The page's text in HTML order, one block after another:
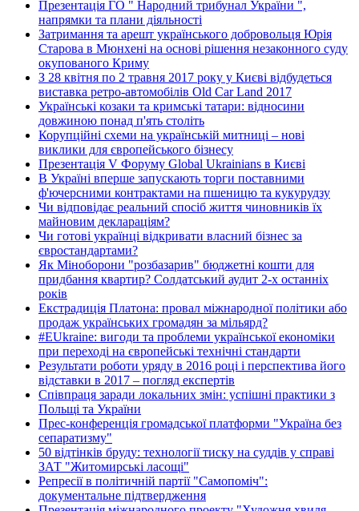
Презентація ГО " Народний трибунал України ",
напрямки та плани діяльності
Затримання та арешт українського добровольця Юрія
Старова в Мюнхені на основі рішення незаконного суду
окупованого Криму
З 28 квітня по 2 травня 2017 року у Києві відбудеться
виставка ретро-автомобілів Old Car Land 2017
Українські козаки та кримські татари: відносини
довжиною понад п'ять століть
Корупційні схеми на українській митниці – нові
виклики для європейського бізнесу
Презентація V Форуму Global Ukrainians в Києві
В Україні вперше запускають торги поставними
ф'ючерсними контрактами на пшеницю та кукурудзу
Чи відповідає реальний спосіб життя чиновників їх
майновим деклараціям?
Чи готові українці відкривати власний бізнес за
євростандартами?
Як Міноборони "розбазарив" бюджетні кошти для
придбання квартир? Солдатський аудит 2-х останніх
років
Екстрадиція Платона: провал міжнародної політики або
продаж українських громадян за мільярд?
#EUkraine: вигоди та проблеми української економіки
при переході на європейські технічні стандарти
Результати роботи уряду в 2016 році і перспектива його
відставки в 2017 – погляд експертів
Співпраця заради локальних змін: успішні практики з
Польщі та України
Прес-конференція громадської платформи "Україна без
сепаратизму"
50 відтінків бруду: технології тиску на суддів у справі
ЗАТ "Житомирські ласощі"
Репресії в політичній партії "Самопоміч":
документальне підтвердження